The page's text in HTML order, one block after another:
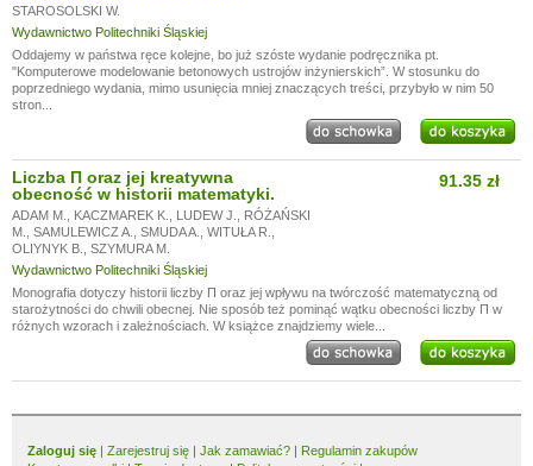
STAROSOLSKI W.
Wydawnictwo Politechniki Śląskiej
Oddajemy w państwa ręce kolejne, bo już szóste wydanie podręcznika pt.
"Komputerowe modelowanie betonowych ustrojów inżynierskich”. W stosunku do
poprzedniego wydania, mimo usunięcia mniej znaczących treści, przybyło w nim 50
stron...
Liczba Π oraz jej kreatywna
obecność w historii matematyki.
ADAM M. KACZMAREK K. LUDEW J.
RÓŻAŃSKI
M.
SAMULEWICZ A. SMUDA A. WITUŁA R.
OLIYNYK B.
SZYMURA M.
Wydawnictwo Politechniki Śląskiej
91.35 zł
Monografia dotyczy historii liczby Π oraz jej wpływu na twórczość matematyczną od
starożytności do chwili obecnej. Nie sposób też pominąć wątku obecności liczby Π w
różnych wzorach i zależnościach. W książce znajdziemy wiele...
Zaloguj się | Zarejestruj się | Jak zamawiać? | Regulamin zakupów